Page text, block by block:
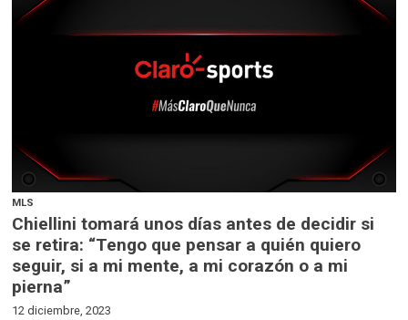
MLS
Chiellini tomará unos días antes de decidir si
se retira: “Tengo que pensar a quién quiero
seguir, si a mi mente, a mi corazón o a mi
pierna”
12 diciembre, 2023